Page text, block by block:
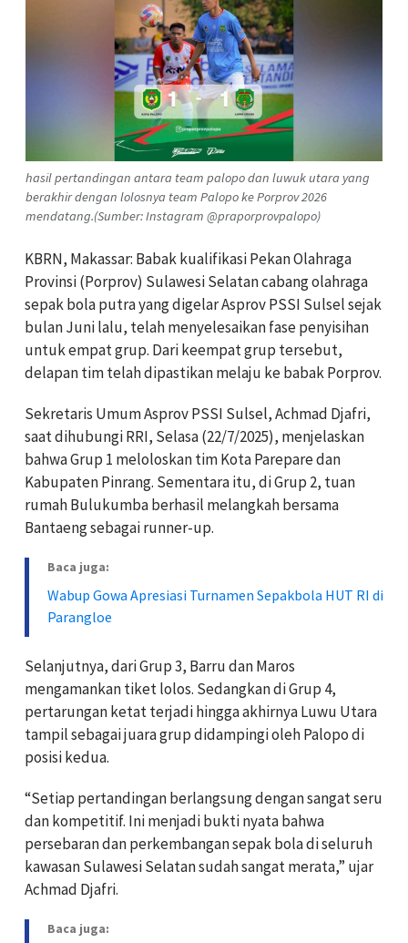
hasil pertandingan antara team palopo dan luwuk utara yang
berakhir dengan lolosnya team Palopo ke Porprov 2026
mendatang.(Sumber: Instagram @praporprovpalopo)
KBRN, Makassar: Babak kualifikasi Pekan Olahraga
Provinsi (Porprov) Sulawesi Selatan cabang olahraga
sepak bola putra yang digelar Asprov PSSI Sulsel sejak
bulan Juni lalu, telah menyelesaikan fase penyisihan
untuk empat grup. Dari keempat grup tersebut,
delapan tim telah dipastikan melaju ke babak Porprov.
Sekretaris Umum Asprov PSSI Sulsel, Achmad Djafri,
saat dihubungi RRI, Selasa (22/7/2025), menjelaskan
bahwa Grup 1 meloloskan tim Kota Parepare dan
Kabupaten Pinrang. Sementara itu, di Grup 2, tuan
rumah Bulukumba berhasil melangkah bersama
Bantaeng sebagai runner-up.
Baca juga:
Wabup Gowa Apresiasi Turnamen Sepakbola HUT RI di
Parangloe
Selanjutnya, dari Grup 3, Barru dan Maros
mengamankan tiket lolos. Sedangkan di Grup 4,
pertarungan ketat terjadi hingga akhirnya Luwu Utara
tampil sebagai juara grup didampingi oleh Palopo di
posisi kedua.
“Setiap pertandingan berlangsung dengan sangat seru
dan kompetitif. Ini menjadi bukti nyata bahwa
persebaran dan perkembangan sepak bola di seluruh
kawasan Sulawesi Selatan sudah sangat merata,” ujar
Achmad Djafri.
Baca juga: